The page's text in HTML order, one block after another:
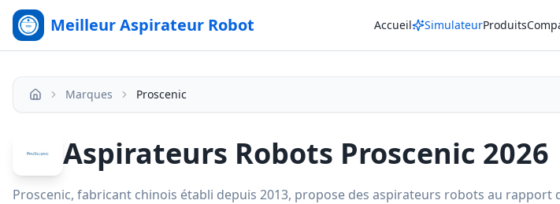
Meilleur Aspirateur Robot Accueil SimulateurProduits
Accueil Marques Proscenic
Aspirateurs Robots Proscenic 2026
Proscenic, fabricant chinois établi depuis 2013, propose des aspirateurs robots au